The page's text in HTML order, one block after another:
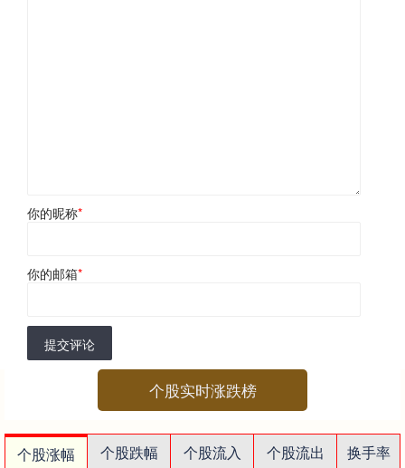
你的昵称*
你的邮箱*
提交评论
个股实时涨跌榜
个股涨幅 个股跌幅 个股流入 个股流出
换手率